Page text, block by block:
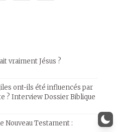
vraiment Jésus ?
ont-ils été influencés par
? Interview Dossier Biblique
Nouveau Testament :